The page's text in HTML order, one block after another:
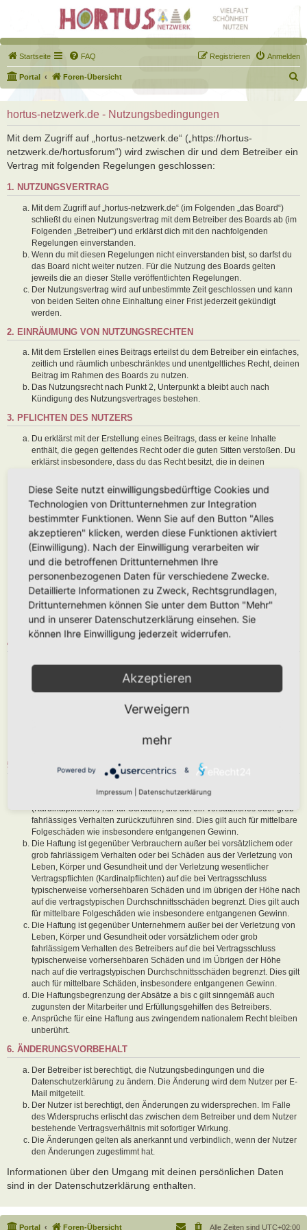
Startseite FAQ Anmelden
Registrieren
Portal Foren-Übersicht
u
h
hortus-netzwerk.de - Nutzungsbedingungen
Mit dem Zugriff auf „hortus-netzwerk.de“ („https://hortus-
netzwerk.de/hortusforum“) wird zwischen dir und dem Betreiber ein
Vertrag mit folgenden Regelungen geschlossen:
1. NUTZUNGSVERTRAG
Mit dem Zugriff auf „hortus-netzwerk.de“ (im Folgenden „das Board“)
schließt du einen Nutzungsvertrag mit dem Betreiber des Boards ab (im
Folgenden „Betreiber“) und erklärst dich mit den nachfolgenden
Regelungen einverstanden.
Wenn du mit diesen Regelungen nicht einverstanden bist, so darfst du
das Board nicht weiter nutzen. Für die Nutzung des Boards gelten
jeweils die an dieser Stelle veröffentlichten Regelungen.
Der Nutzungsvertrag wird auf unbestimmte Zeit geschlossen und kann
von beiden Seiten ohne Einhaltung einer Frist jederzeit gekündigt
werden.
2. EINRÄUMUNG VON NUTZUNGSRECHTEN
Mit dem Erstellen eines Beitrags erteilst du dem Betreiber ein einfaches,
zeitlich und räumlich unbeschränktes und unentgeltliches Recht, deinen
Beitrag im Rahmen des Boards zu nutzen.
Das Nutzungsrecht nach Punkt 2, Unterpunkt a bleibt auch nach
Kündigung des Nutzungsvertrages bestehen.
3. PFLICHTEN DES NUTZERS
Du erklärst mit der Erstellung eines Beitrags, dass er keine Inhalte
enthält, die gegen geltendes Recht oder die guten Sitten verstoßen. Du
erklärst insbesondere, dass du das Recht besitzt, die in deinen
Der Betreiber des Boards übt das Hausrecht aus. Bei Verstößen gegen
diese Nutzungsbedingungen oder anderer im Board veröffentlichten
Regeln kann der Betreiber dich nach Abmahnung zeitweise oder
dauerhaft von der Nutzung dieses Boards ausschließen und dir ein
Hausverbot erteilen.
Du nimmst zur Kenntnis, dass der Betreiber keine Verantwortung für die
Inhalte von Beiträgen übernimmt, die er nicht selbst erstellt hat oder die
er nicht zur Kenntnis genommen hat. Du gestattest dem Betreiber, dein
Benutzerkonto, Beiträge und Funktionen jederzeit zu löschen oder zu
sperren.
Du gestattest dem Betreiber darüber hinaus, deine Beiträge
abzuändern, sofern sie gegen o. g. Regeln verstoßen oder geeignet
sind, dem Betreiber oder einem Dritten Schaden zuzufügen.
4. GENERAL PUBLIC LICENSE
Du nimmst zur Kenntnis, dass es sich bei phpBB um eine unter der „
GNU General Public License v2“ (GPL) bereitgestellten Foren-Software
von phpBB Limited (
www.phpbb.com
zur Verfügung gestellt. Beide haben keinen Einfluss auf
insbesondere die Verwendung der Software für bestimmte Zwecke nicht
untersagen oder auf Inhalte fremder Foren Einfluss nehmen.
5. GEWÄHRLEISTUNG
Der Betreiber haftet mit Ausnahme der Verletzung von Leben, Körper
und Gesundheit und der Verletzung wesentlicher Vertragspflichten
(Kardinalpflichten) nur für Schäden, die auf ein vorsätzliches oder grob
fahrlässiges Verhalten zurückzuführen sind. Dies gilt auch für mittelbare
Folgeschäden wie insbesondere entgangenen Gewinn.
Die Haftung ist gegenüber Verbrauchern außer bei vorsätzlichem oder
grob fahrlässigem Verhalten oder bei Schäden aus der Verletzung von
Leben, Körper und Gesundheit und der Verletzung wesentlicher
Vertragspflichten (Kardinalpflichten) auf die bei Vertragsschluss
typischerweise vorhersehbaren Schäden und im übrigen der Höhe nach
auf die vertragstypischen Durchschnittsschäden begrenzt. Dies gilt auch
für mittelbare Folgeschäden wie insbesondere entgangenen Gewinn.
Die Haftung ist gegenüber Unternehmern außer bei der Verletzung von
Leben, Körper und Gesundheit oder vorsätzlichem oder grob
fahrlässigem Verhalten des Betreibers auf die bei Vertragsschluss
typischerweise vorhersehbaren Schäden und im Übrigen der Höhe
nach auf die vertragstypischen Durchschnittsschäden begrenzt. Dies gilt
auch für mittelbare Schäden, insbesondere entgangenen Gewinn.
Die Haftungsbegrenzung der Absätze a bis c gilt sinngemäß auch
zugunsten der Mitarbeiter und Erfüllungsgehilfen des Betreibers.
Ansprüche für eine Haftung aus zwingendem nationalem Recht bleiben
unberührt.
6. ÄNDERUNGSVORBEHALT
Der Betreiber ist berechtigt, die Nutzungsbedingungen und die
Datenschutzerklärung zu ändern. Die Änderung wird dem Nutzer per E-
Mail mitgeteilt.
Der Nutzer ist berechtigt, den Änderungen zu widersprechen. Im Falle
des Widerspruchs erlischt das zwischen dem Betreiber und dem Nutzer
bestehende Vertragsverhältnis mit sofortiger Wirkung.
Die Änderungen gelten als anerkannt und verbindlich, wenn der Nutzer
den Änderungen zugestimmt hat.
Informationen über den Umgang mit deinen persönlichen Daten
sind in der Datenschutzerklärung enthalten.
Portal Foren-Übersicht Alle Zeiten sind UTC+02:00
Diese Seite nutzt einwilligungsbedürftige Cookies und
Technologien von Drittunternehmen zur Integration
bestimmter Funktionen. Wenn Sie auf den Button "Alles
akzeptieren" klicken, werden diese Funktionen aktiviert
(Einwilligung). Nach der Einwilligung verarbeiten wir
und die betroffenen Drittunternehmen Ihre
personenbezogenen Daten für verschiedene Zwecke.
Detaillierte Informationen zu Zweck, Rechtsgrundlagen,
Drittunternehmen können Sie unter dem Button "Mehr"
und in unserer Datenschutzerklärung einsehen. Sie
können Ihre Einwilligung jederzeit widerrufen.
Akzeptieren
Verweigern
mehr
Powered by &
Impressum Datenschutzerklärung